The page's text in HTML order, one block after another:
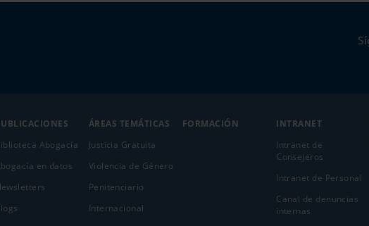
Abogacía
en datos
ÁREAS TEMÁTICAS
Justicia Gratuita
Violencia de Género
Penitenciario
Internacional
FORMACIÓN
INTRANET
Intranet de
Consejeros
Intranet de Personal
Canal de denuncias
internas